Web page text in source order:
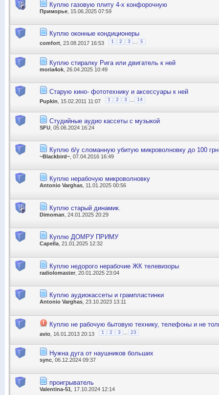
Куплю газовую плиту 4-х конфорочную
Приморье , 15.06.2025 07:59
Куплю оконные кондиционеры
comfort , 23.08.2017 16:53 1 2 3 5
Куплю стиралку Рига или двигатель к ней
moria4ok , 26.04.2025 10:49
Старую кино- фототехнику и аксессуары к ней
Pupkin , 15.02.2011 11:07 1 2 3 14
Студийные аудио кассеты с музыкой
SFU , 05.06.2024 16:24
Куплю б/у сломанную убитую микроволновку до 100
~Blackbird~ , 07.04.2016 16:49
Куплю нерабочую микроволновку
Antonio Varghas, 11.01.2025 00:56
Куплю старый динамик.
Dimoman , 24.01.2025 20:29
Куплю ДОМРУ ПРИМУ
Capella , 21.01.2025 12:32
Куплю недорого нерабочие ЖК телевизоры
radiolomaster , 20.01.2025 23:04
Куплю аудиокассеты и грампластинки
Antonio Varghas , 23.10.2023 13:11
Куплю не рабочую бытовую технику, телефоны и не
avio , 16.01.2013 20:13 1 2 3 23
Нужна дуга от наушников больших
sync , 06.12.2024 09:37
проигрыватель
Valentina-51 , 17.10.2024 12:14